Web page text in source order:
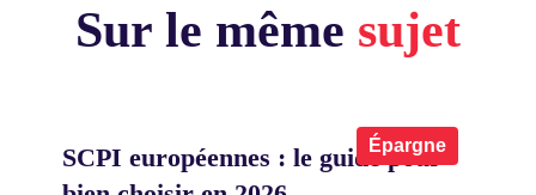
Sur le même sujet
Épargne
SCPI européennes : le guide pour